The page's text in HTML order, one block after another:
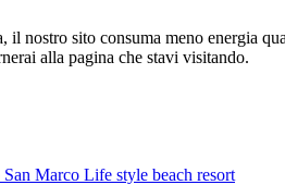
il nostro sito consuma meno energia
alla pagina che stavi visitando.
San Marco Life style beach resort